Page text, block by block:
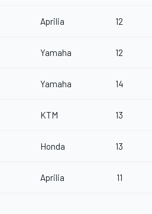
Aprilia 12
Yamaha 12
Yamaha 14
KTM 13
Honda 13
Aprilia 11